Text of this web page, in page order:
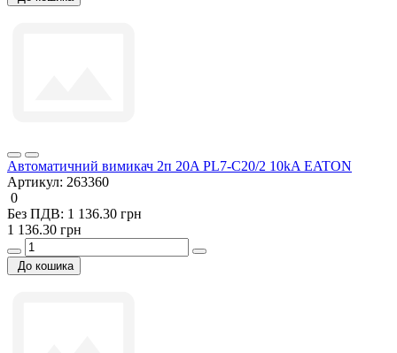
Автоматичний вимикач 2п 20A PL7-C20/2 10kA EATON
Артикул: 263360
0
Без ПДВ: 1 136.30 грн
1 136.30 грн
До кошика